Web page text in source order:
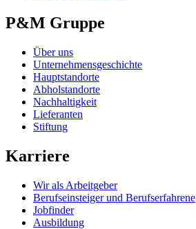
P&M Gruppe
Über uns
Unternehmensgeschichte
Hauptstandorte
Abholstandorte
Nachhaltigkeit
Lieferanten
Stiftung
Karriere
Wir als Arbeitgeber
Berufseinsteiger und Berufserfahrene
Jobfinder
Ausbildung